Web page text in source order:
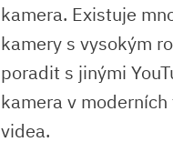
kamera. Existuje
kamery s vysokým
poradit s jinými
kamera v
videa.